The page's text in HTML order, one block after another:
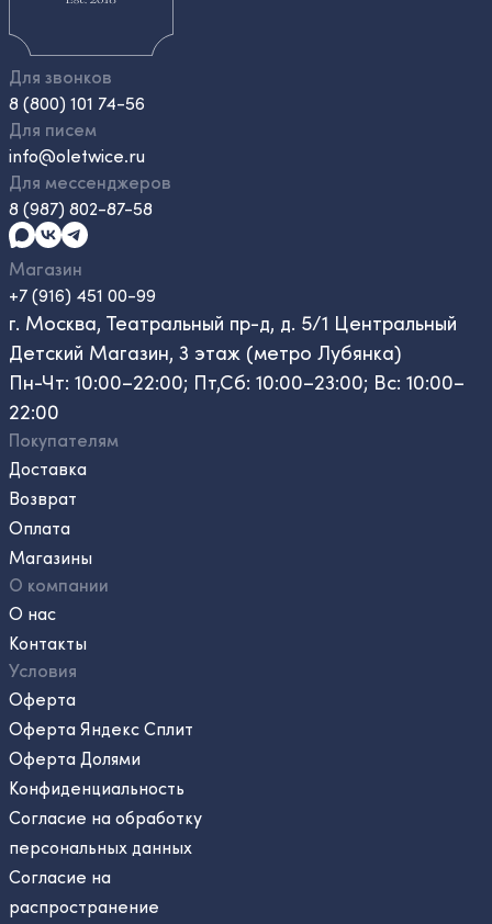
Для звонков
8 (800) 101 74-56
Для писем
info@oletwice.ru
Для мессенджеров
8 (987) 802-87-58
Магазин
+7 (916) 451 00-99
г. Москва, Театральный пр-д, д. 5/1 Центральный
Детский Магазин, 3 этаж (метро Лубянка)
Пн-Чт: 10:00–22:00; Пт,Сб: 10:00–23:00; Вс: 10:00–
22:00
Покупателям
Доставка
Возврат
Оплата
Магазины
О компании
О нас
Контакты
Условия
Оферта
Оферта Яндекс Сплит
Оферта Долями
Конфиденциальность
Согласие на обработку
персональных данных
Согласие на
распространение